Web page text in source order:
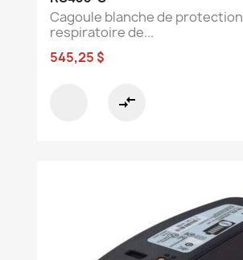
Cagoule blanche de protection
respiratoire de...
545,25 $
compare_arrows